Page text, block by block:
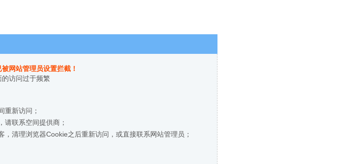
网站管理员设置拦截！
访问过于频繁
重新访问；
请联系空间提供商；
，清理浏览器Cookie之后重新访问，或直接联系网站管理员；